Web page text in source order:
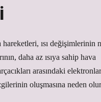
hareketleri, ısı değişimlerinin
daha az ısıya sahip hava
arasındaki
oluşmasına neden